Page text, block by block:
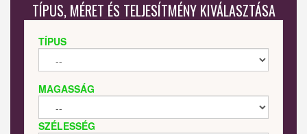
TÍPUS, MÉRET ÉS TELJESÍTMÉNY KIVÁLASZTÁSA
TÍPUS
MAGASSÁG
SZÉLESSÉG